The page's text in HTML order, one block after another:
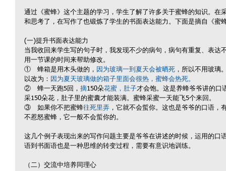
通过《蜜蜂》这个主题的学习，学生了解了许多关于蜜蜂的知识。在
和思考了，在写作了也锻炼了学生的书面表达能力。下面是摘自《蜜
(一)提升书面表达能力
当我收回来学生写的句子时，我发现不少的病句，病句有重复、表达
用一节课的时间来帮助修改。
①　蜂箱是用木头做的， 因为玻璃一到夏天会被晒死 ，所以不用玻璃
以改为： 因为夏天玻璃做的箱子里面会很热，蜜蜂会热死。
②　蜂一天跑5回， 摘150朵花蜜，肚子才会饱。这是养蜂爷爷讲的口
采150朵花，肚子里的蜜囊才能装满。蜜蜂采蜜一天能飞5个来回。
③　如果你不把蜜蜂往死里弄 ，它就不会蜇你。这也是爷爷的口语，
不惹怒蜜蜂，它一般不会蜇你的。
这几个例子表现出来的写作问题主要是爷爷在讲述的时候，运用的口
语到书面语也是一种思维的转变过程，需要有意识地训练。
（二）交流中培养同理心